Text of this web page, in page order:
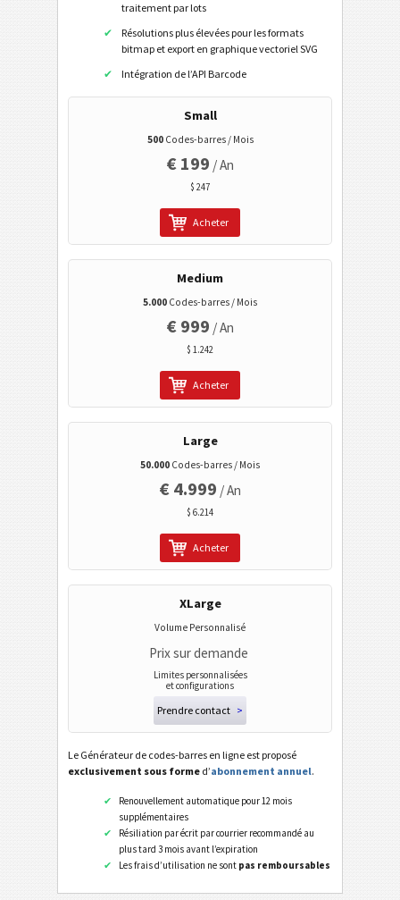
Codes à barres 2D GS1
Banque électronique / SEPA
Tagging mobile
Codes de santé
Codes ISBN
Cartes de visite
Codes calendrier
Wi-Fi codes barres
traitement par lots
Résolutions plus élevées pour les formats
bitmap et export en graphique vectoriel SVG
Intégration de l’API Barcode
Small
500Codes-barres / Mois
€ 199 / An
$ 247
Acheter
Medium
5.000 Codes-barres / Mois
€ 999 / An
$ 1.242
Acheter
Large
50.000 Codes-barres / Mois
€ 4.999 / An
$ 6.214
Acheter
XLarge
Volume Personnalisé
Prix sur demande
Limites personnalisées
et configurations
Prendre contact >
Le Générateur de codes-barres en ligne est proposé
exclusivement sous forme d’abonnement annuel.
Renouvellement automatique pour 12 mois
supplémentaires
Résiliation par écrit par courrier recommandé au
plus tard 3 mois avant l’expiration
Les frais d’utilisation ne sont pas remboursables